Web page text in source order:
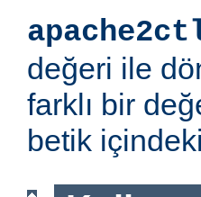
değeri ile
farklı bir
betik